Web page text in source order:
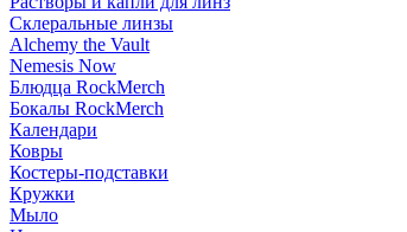
Склеральные линзы
Alchemy the Vault
Nemesis Now
Блюдца RockMerch
Бокалы RockMerch
Календари
Ковры
Костеры-подставки
Кружки
Мыло